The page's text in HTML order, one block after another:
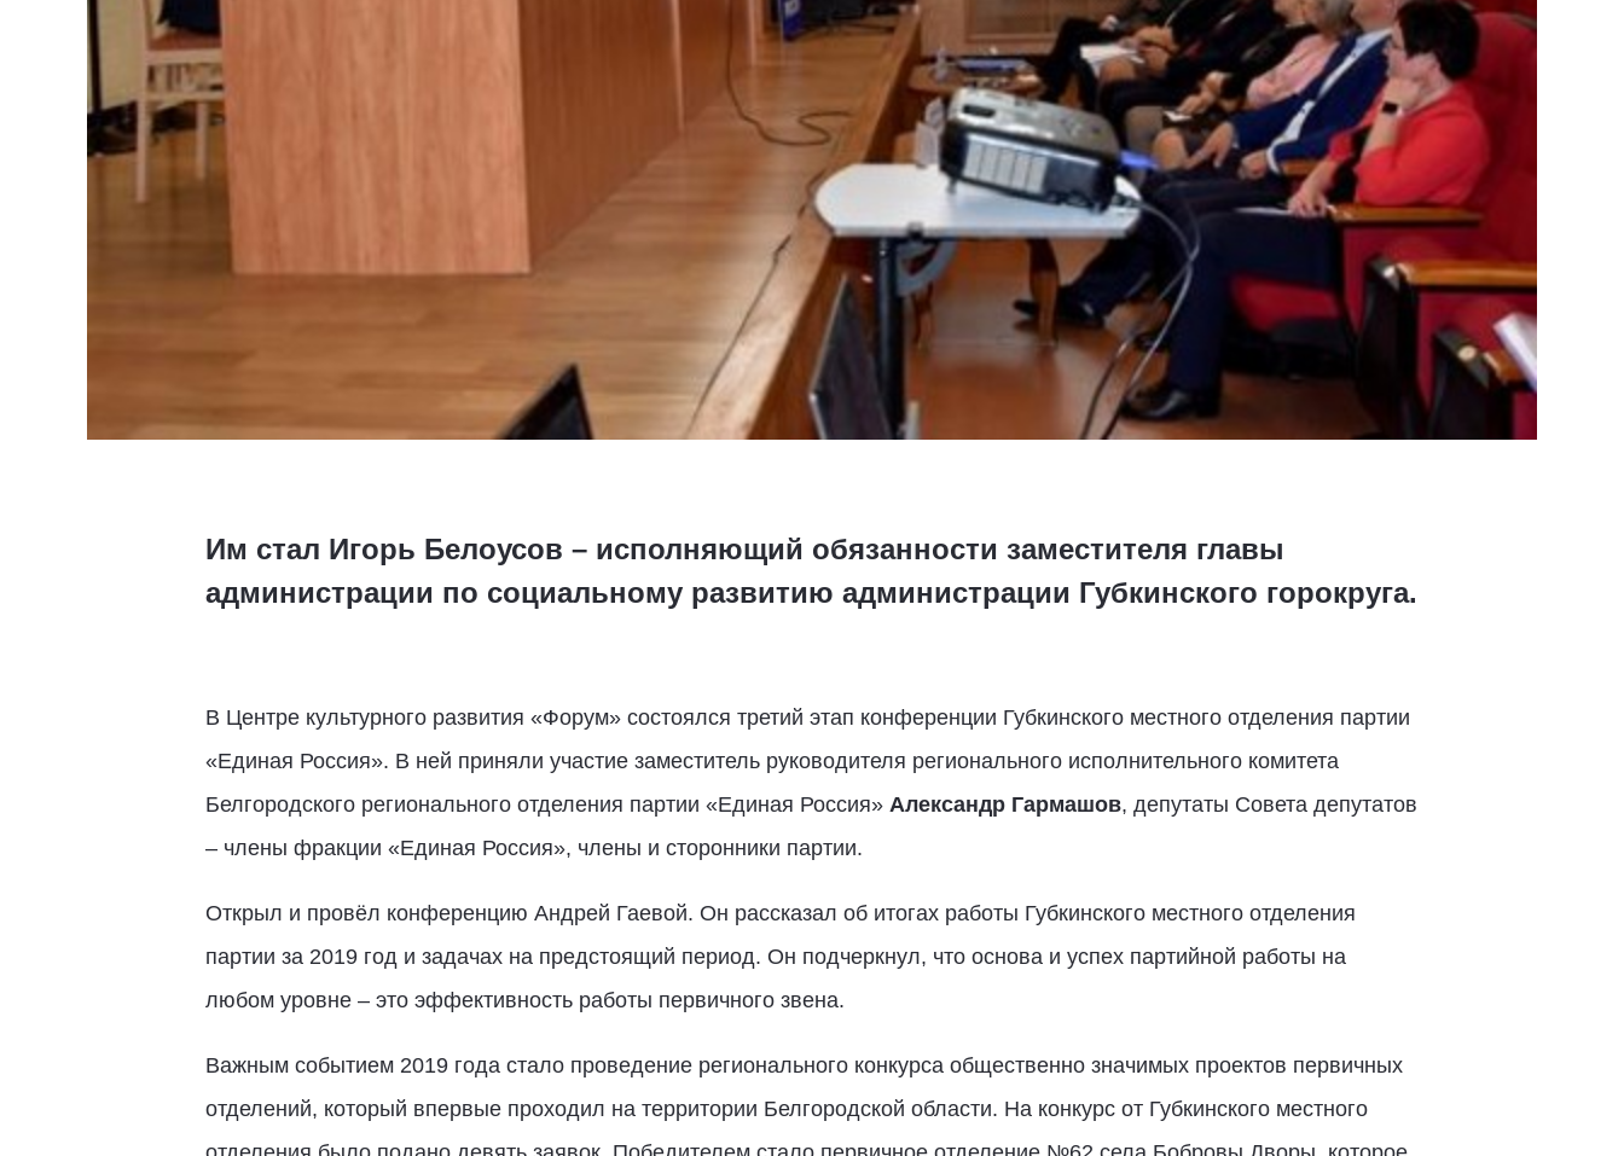
Им стал Игорь Белоусов – исполняющий обязанности заместителя главы
администрации по социальному развитию администрации Губкинского горокруга.
В Центре культурного развития «Форум» состоялся третий этап конференции Губкинского местного отделения партии
«Единая Россия». В ней приняли участие заместитель руководителя регионального исполнительного комитета
Белгородского регионального отделения партии «Единая Россия» Александр Гармашов, депутаты Совета депутатов
– члены фракции «Единая Россия», члены и сторонники партии.
Открыл и провёл конференцию Андрей Гаевой. Он рассказал об итогах работы Губкинского местного отделения
партии за 2019 год и задачах на предстоящий период. Он подчеркнул, что основа и успех партийной работы на
любом уровне – это эффективность работы первичного звена.
Важным событием 2019 года стало проведение регионального конкурса общественно значимых проектов первичных
отделений, который впервые проходил на территории Белгородской области. На конкурс от Губкинского местного